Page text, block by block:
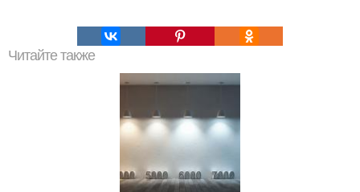
Читайте также